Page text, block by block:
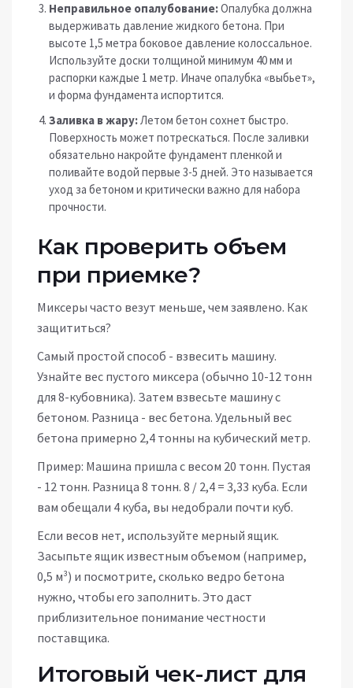
Неправильное опалубование:Опалубка должна
выдерживать давление жидкого бетона. При
высоте 1,5 метра боковое давление колоссальное.
Используйте доски толщиной минимум 40 мм и
распорки каждые 1 метр. Иначе опалубка «выбьет»,
и форма фундамента испортится.
Заливка в жару:Летом бетон сохнет быстро.
Поверхность может потрескаться. После заливки
обязательно накройте фундамент пленкой и
поливайте водой первые 3-5 дней. Это называется
уход за бетоном и критически важно для набора
прочности.
Как проверить объем
при приемке?
Миксеры часто везут меньше, чем заявлено. Как
защититься?
Самый простой способ - взвесить машину.
Узнайте вес пустого миксера (обычно 10-12 тонн
для 8-кубовника). Затем взвесьте машину с
бетоном. Разница - вес бетона. Удельный вес
бетона примерно 2,4 тонны на кубический метр.
Пример: Машина пришла с весом 20 тонн. Пустая
- 12 тонн. Разница 8 тонн. 8 / 2,4 = 3,33 куба. Если
вам обещали 4 куба, вы недобрали почти куб.
Если весов нет, используйте мерный ящик.
Засыпьте ящик известным объемом (например,
0,5 м³) и посмотрите, сколько ведро бетона
нужно, чтобы его заполнить. Это даст
приблизительное понимание честности
поставщика.
Итоговый чек-лист для